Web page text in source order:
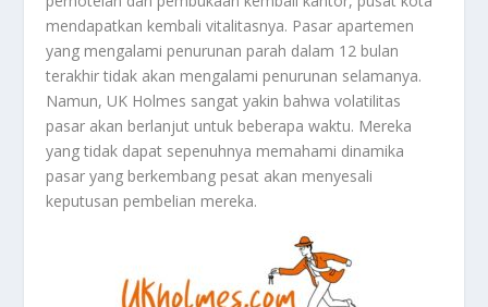
mendapatkan kembali vitalitasnya. Pasar apartemen
yang mengalami penurunan parah dalam 12 bulan
terakhir tidak akan mengalami penurunan selamanya.
Namun, UK Holmes sangat yakin bahwa volatilitas
pasar akan berlanjut untuk beberapa waktu. Mereka
yang tidak dapat sepenuhnya memahami dinamika
pasar yang berkembang pesat akan menyesali
keputusan pembelian mereka.